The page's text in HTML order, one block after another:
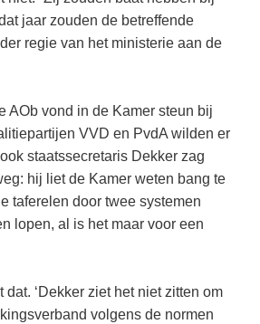
(13)
jaar zouden de betreffende
regie van het ministerie aan de
AOb vond in de Kamer steun bij
VVD en PvdA wilden er
staatssecretaris Dekker zag
hij liet de Kamer weten bang te
taferelen door twee systemen
lopen, al is het maar voor een
‘Dekker ziet het niet zitten om
volgens de normen